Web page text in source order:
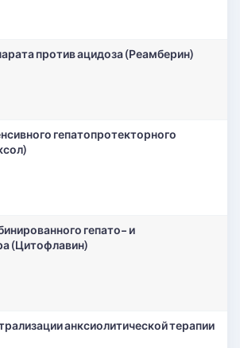
против ацидоза (Реамберин)
гепатопротекторного
гепато- и
(Цитофлавин)
анксиолитической терапии